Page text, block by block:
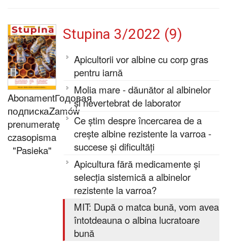
AbonamentГодовая
подпискаZamów
prenumeratę
czasopisma
"Pasieka"
Stupina 3/2022 (9)
Apicultorii vor albine cu corp gras
pentru iarnă
Molia mare - dăunător al albinelor
și nevertebrat de laborator
Ce știm despre încercarea de a
crește albine rezistente la varroa -
succese și dificultăți
Apicultura fără medicamente și
selecția sistemică a albinelor
rezistente la varroa?
MIT: După o matca bună, vom avea
întotdeauna o albina lucratoare
bună